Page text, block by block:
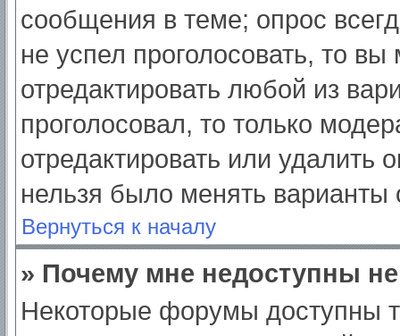
сообщения в теме; опрос
не успел проголосовать, то
отредактировать любой из
проголосовал, то только
отредактировать или удалить
нельзя было менять варианты
Вернуться к началу
» Почему мне недоступны
Некоторые форумы доступны